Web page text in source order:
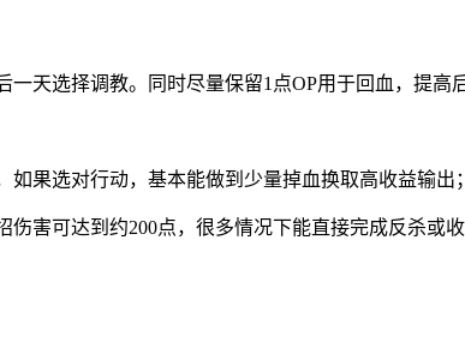
天选择调教。同时尽量保留1点OP用于回血，提高
果选对行动，基本能做到少量掉血换取高收益输出
害可达到约200点，很多情况下能直接完成反杀或收